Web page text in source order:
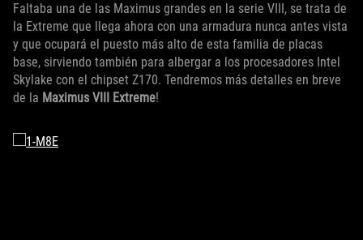
Faltaba una de las Maximus grandes en la serie VIII, se trata de
la Extreme que llega ahora con una armadura nunca antes vista
y que ocupará el puesto más alto de esta familia de placas
base, sirviendo también para albergar a los procesadores Intel
Skylake con el chipset Z170. Tendremos más detalles en breve
de la Maximus VIII Extreme!